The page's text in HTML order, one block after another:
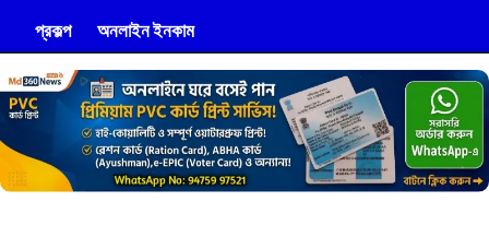
প্রকল্প
অনলাইন ইনকাম